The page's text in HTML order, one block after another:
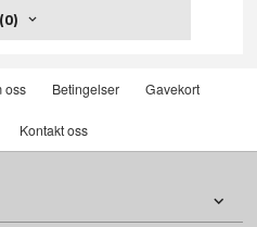
oss Betingelser Gavekort
Kontakt oss